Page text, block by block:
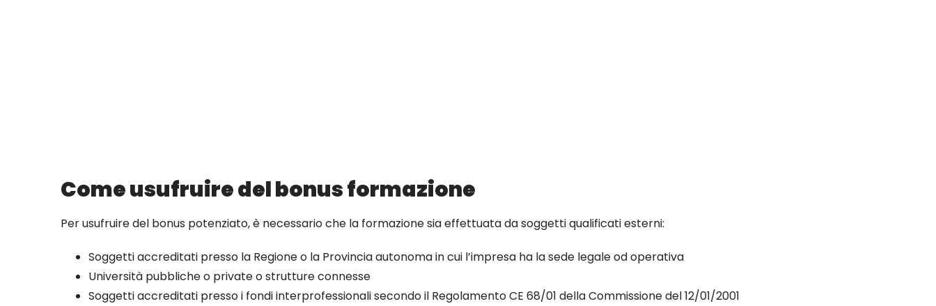
Come usufruire del bonus formazione
Per usufruire del bonus potenziato, è necessario che la formazione sia effettuata da soggetti qualificati esterni:
Soggetti accreditati presso la Regione o la Provincia autonoma in cui l’impresa ha la sede legale od operativa
Università pubbliche o private o strutture connesse
Soggetti accreditati presso i fondi interprofessionali secondo il Regolamento CE 68/01 della Commissione del 12/01/2001